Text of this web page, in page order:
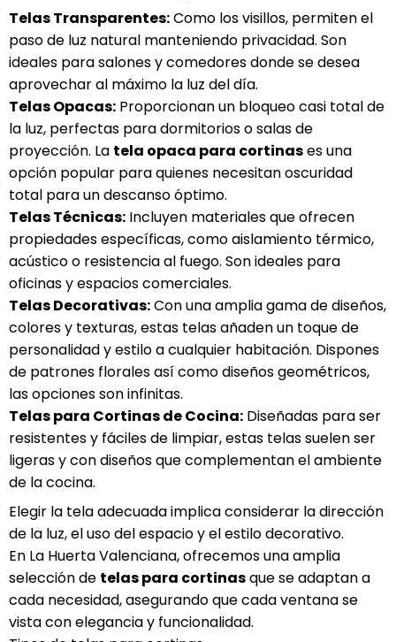
Telas Transparentes:Como los visillos, permiten el
paso de luz natural manteniendo privacidad. Son
ideales para salones y comedores donde se desea
aprovechar al máximo la luz del día.
Telas Opacas: Proporcionan un bloqueo casi total de
la luz, perfectas para dormitorios o salas de
proyección. La tela opaca para cortinases una
opción popular para quienes necesitan oscuridad
total para un descanso óptimo.
Telas Técnicas: Incluyen materiales que ofrecen
propiedades específicas, como aislamiento térmico,
acústico o resistencia al fuego. Son ideales para
oficinas y espacios comerciales.
Telas Decorativas:Con una amplia gama de diseños,
colores y texturas, estas telas añaden un toque de
personalidad y estilo a cualquier habitación. Dispones
de patrones florales así como diseños geométricos,
las opciones son infinitas.
Telas para Cortinas de Cocina: Diseñadas para ser
resistentes y fáciles de limpiar, estas telas suelen ser
ligeras y con diseños que complementan el ambiente
de la cocina.
Elegir la tela adecuada implica considerar la dirección
de la luz, el uso del espacio y el estilo decorativo.
En La Huerta Valenciana, ofrecemos una amplia
selección de telas para cortinasque se adaptan a
cada necesidad, asegurando que cada ventana se
vista con elegancia y funcionalidad.